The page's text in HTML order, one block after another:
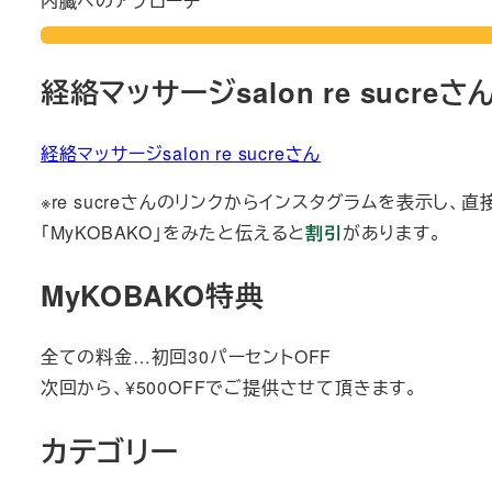
経絡マッサージsalon re sucreさ
経絡マッサージsalon re sucreさん
※re sucreさんのリンクからインスタグラムを表示し、直
「MyKOBAKO」をみたと伝えると割引があります。
MyKOBAKO特典
全ての料金…初回30パーセントOFF
次回から、¥500OFFでご提供させて頂きます。
カテゴリー